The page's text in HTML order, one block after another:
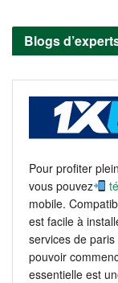
Blogs
Pour profiter
vous pouvez
mobile.
est facile à
services de
pouvoir
essentielle est